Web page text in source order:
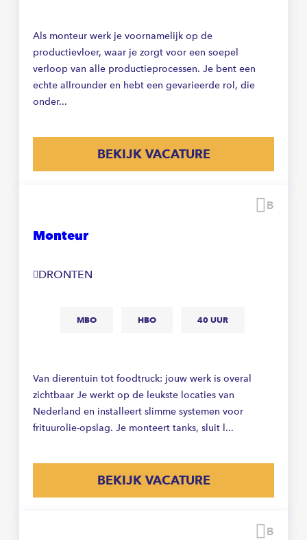
Als monteur werk je voornamelijk op de
productievloer, waar je zorgt voor een soepel
verloop van alle productieprocessen. Je bent een
echte allrounder en hebt een gevarieerde rol, die
onder...
BEKIJK VACATURE
Monteur
DRONTEN
MBO HBO 40 UUR
Van dierentuin tot foodtruck: jouw werk is overal
zichtbaar Je werkt op de leukste locaties van
Nederland en installeert slimme systemen voor
frituurolie-opslag. Je monteert tanks, sluit l...
BEKIJK VACATURE